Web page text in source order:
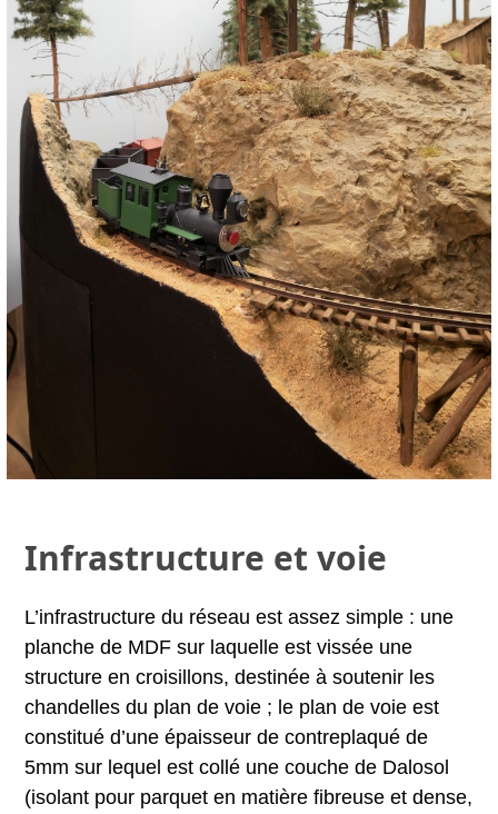
Infrastructure et voie
L’infrastructure du réseau est assez simple : une
planche de MDF sur laquelle est vissée une
structure en croisillons, destinée à soutenir les
chandelles du plan de voie ; le plan de voie est
constitué d’une épaisseur de contreplaqué de
5mm sur lequel est collé une couche de Dalosol
(isolant pour parquet en matière fibreuse et dense,